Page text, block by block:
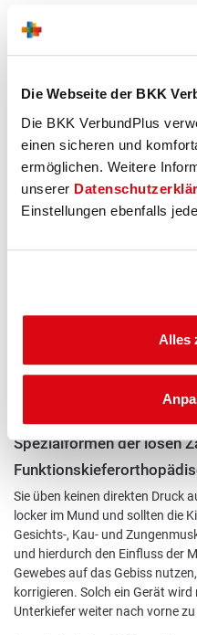
Die Webseite der BKK
Die BKK VerbundPlus
einen sicheren und
ermöglichen. Weitere
unserer
Einstellungen ebenfalls
Alles
Nachteile
dauert zudem länger als
DieAusspracheist
kann dazu führen, dass
herausgenommen wird.
Ein höheres Maß an
Spange muss selbst
Tragen der Spange zu
Spezialformen der losen
Sie üben keinen direkten Druck
locker im Mund und sollten die
Gesichts-, Kau- und
und hierdurch den Einfluss der
Gewebes auf das Gebiss
korrigieren. Solch ein Gerät
Unterkiefer weiter nach vorne